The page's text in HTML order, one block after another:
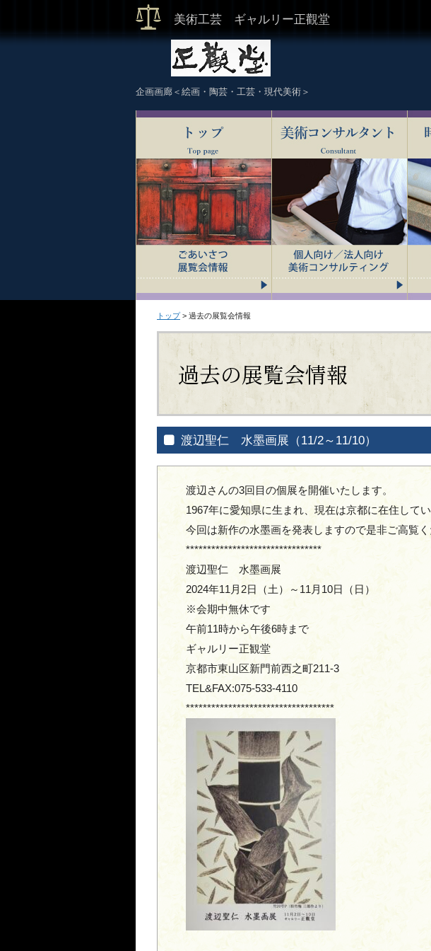
美術工芸 ギャルリー正觀堂
企画画廊＜絵画・陶芸・工芸・現代美術＞
トップ> 過去の展覧会情報
過去の展覧会情報
渡辺聖仁 水墨画展（11/2～11/10）
渡辺さんの3回目の個展を開催いたします。
1967年に愛知県に生まれ、現在は京都に在住してい
今回は新作の水墨画を発表しますので是非ご高覧く
********************************
渡辺聖仁 水墨画展
2024年11月2日（土）～11月10日（日）
※会期中無休です
午前11時から午後6時まで
ギャルリー正観堂
京都市東山区新門前西之町211-3
TEL&FAX:075-533-4110
***********************************